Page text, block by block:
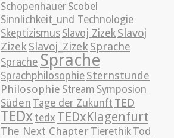
Schopenhauer Scobel
Sinnlichkeit_und Technologie
Skeptizismus Slavoj Zizek Slavoj
ZizekSlavoj_Zizek Sprache
Sprache Sprache
Sprachphilosophie Sternstunde
Philosophie Stream Symposion
Süden Tage der Zukunft TED
TEDx tedx TEDxKlagenfurt
The Next Chapter Tierethik Tod